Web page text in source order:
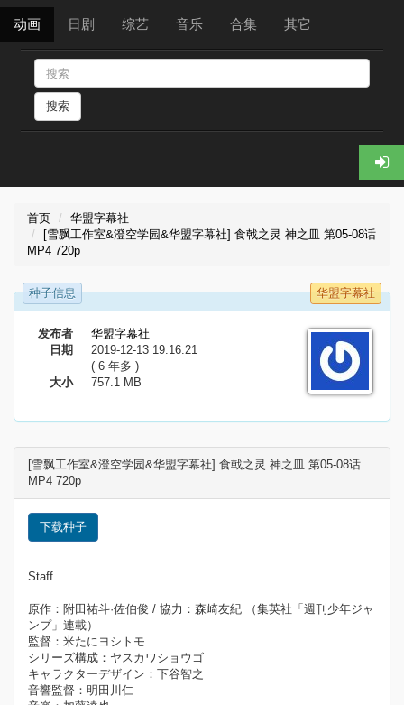
动画 日剧 综艺 音乐 合集 其它
搜索
首页
华盟字幕社
[雪飘工作室&澄空学园&华盟字幕社] 食戟之灵 神之皿 第05-08话
MP4 720p
种子信息 华盟字幕社
发布者
华盟字幕社
日期
2019-12-13 19:16:21
( 6 年多 )
大小
757.1 MB
[雪飘工作室&澄空学园&华盟字幕社] 食戟之灵 神之皿 第05-08话
MP4 720p
下载种子
Staff
原作：附田祐斗·佐伯俊 / 協力：森崎友紀 （集英社「週刊少年ジャ
ンプ」連載）
監督：米たにヨシトモ
シリーズ構成：ヤスカワショウゴ
キャラクターデザイン：下谷智之
音響監督：明田川仁